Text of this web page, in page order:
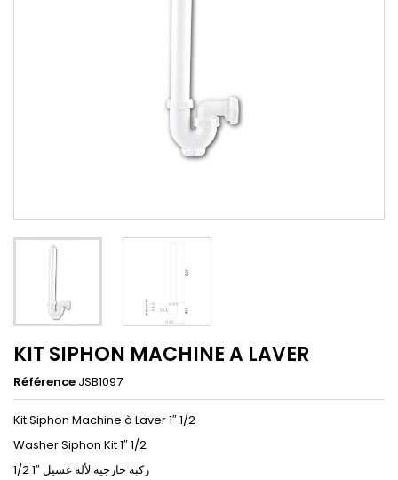
KIT SIPHON MACHINE A LAVER
Référence JSB1097
Kit Siphon Machine à Laver 1″ 1/2
Washer Siphon Kit 1″ 1/2
ﺭﻛﺒﺔ ﺧﺎﺭﺟﻴﺔ ﻷﻟﺔ ﻏﺴﻴﻞ ″1 1/2